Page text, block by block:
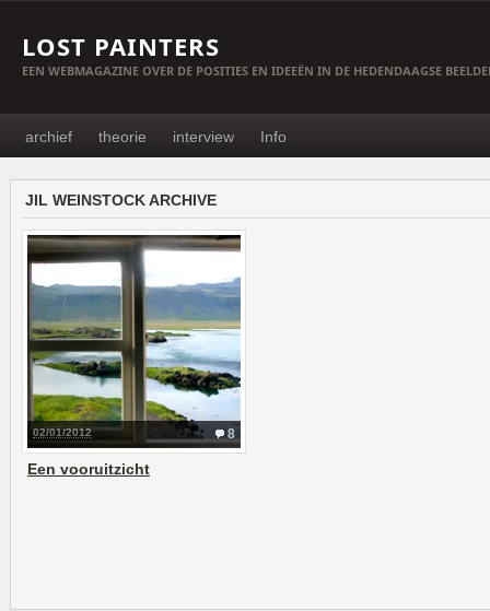
LOST PAINTERS
EEN WEBMAGAZINE OVER DE POSITIES EN IDEEËN IN DE HEDENDAAGSE
archief theorie interview Info
JIL WEINSTOCK ARCHIVE
8
02/01/2012
Een vooruitzicht